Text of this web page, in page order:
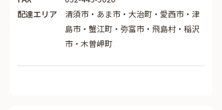
配達エリア
清須市・あま市・大治町・愛西市・津
島市・蟹江町・弥富市・飛島村・稲沢
市・木曽岬町